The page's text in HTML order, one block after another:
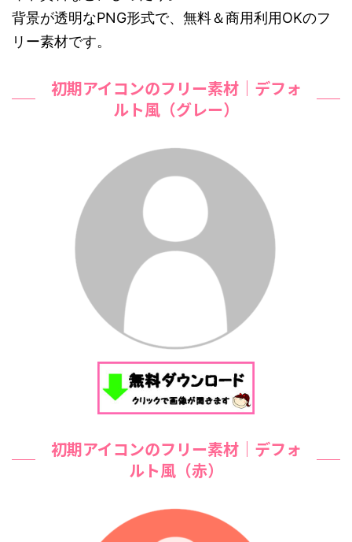
背景が透明なPNG形式で、無料＆商用利用OKのフ
リー素材です。
初期アイコンのフリー素材｜デフォ
ルト風（グレー）
初期アイコンのフリー素材｜デフォ
ルト風（赤）